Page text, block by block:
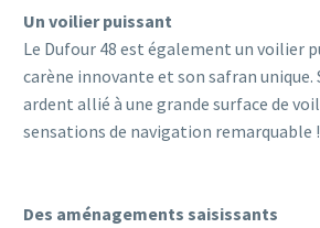
Un voilier puissant
Le Dufour 48 est également un voilier
carène innovante et son safran unique.
ardent allié à une grande surface de
sensations de navigation remarquable !
Des aménagements saisissants